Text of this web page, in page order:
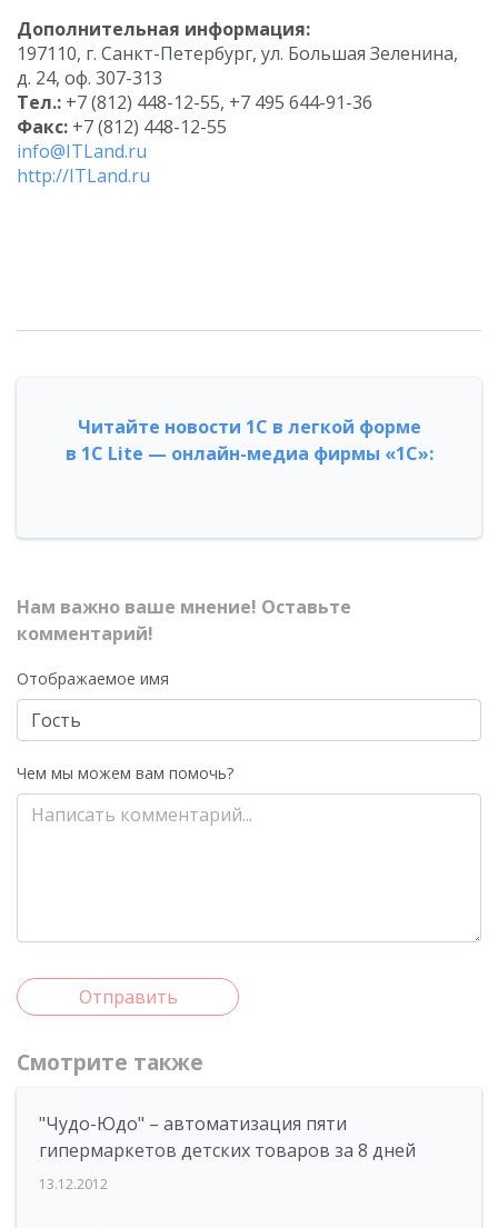
Дополнительная информация:
197110, г. Санкт-Петербург, ул. Большая Зеленина,
д. 24, оф. 307-313
Тел.: +7 (812) 448-12-55, +7 495 644-91-36
Факс: +7 (812) 448-12-55
info@ITLand.ru
http://ITLand.ru
Читайте новости 1С в легкой форме
в 1С Lite — онлайн-медиа фирмы «1С»:
Нам важно ваше мнение! Оставьте
комментарий!
Отображаемое имя
Чем мы можем вам помочь?
Отправить
Смотрите также
"Чудо-Юдо" – автоматизация пяти
гипермаркетов детских товаров за 8 дней
13.12.2012